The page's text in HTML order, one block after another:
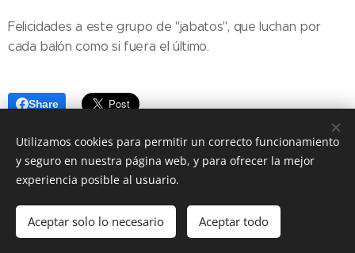
Felicidades a este grupo de "jabatos", que luchan por
cada balón como si fuera el último.
Share
© 2026 Jesús-María SAOFS
Utilizamos cookies para permitir un correcto funcionamiento
y seguro en nuestra página web, y para ofrecer la mejor
experiencia posible al usuario.
Aceptar solo lo necesario Aceptar todo